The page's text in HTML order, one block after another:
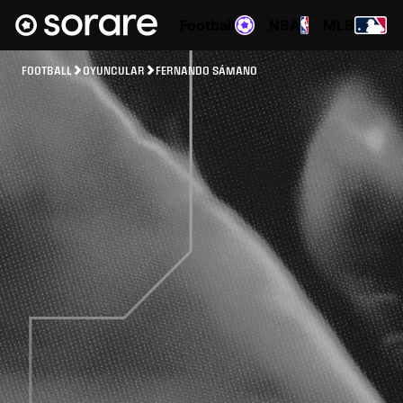
FOOTBALL OYUNCULAR FERNANDO SÁMANO